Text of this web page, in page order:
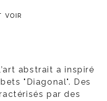
VOIR
abstrait a inspiré
"Diagonal". Des
par des